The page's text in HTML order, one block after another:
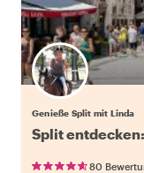
Genieße Split mit Linda
Split
80